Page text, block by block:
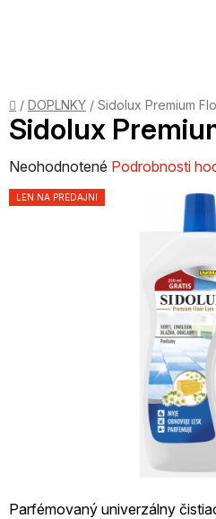
Domov
/ DOPLNKY / Sidolux Premium
Parfémovaný univerzálny
Sidolux
Priemerné
hodnotenie
Neohodnotené Podrobnosti
LEN NA PREDAJNI